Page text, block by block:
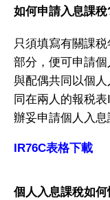
如何申請入息課稅
只須填寫有關課
部分，便可申請
與配偶共同以個
同在兩人的報税
辦妥申請個人入息
IR76C表格下載
個人入息課稅如何